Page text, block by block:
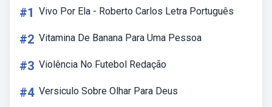
#1 Vivo Por Ela - Roberto Carlos Letra Português
#2 Vitamina De Banana Para Uma Pessoa
#3 Violência No Futebol Redação
#4 Versiculo Sobre Olhar Para Deus